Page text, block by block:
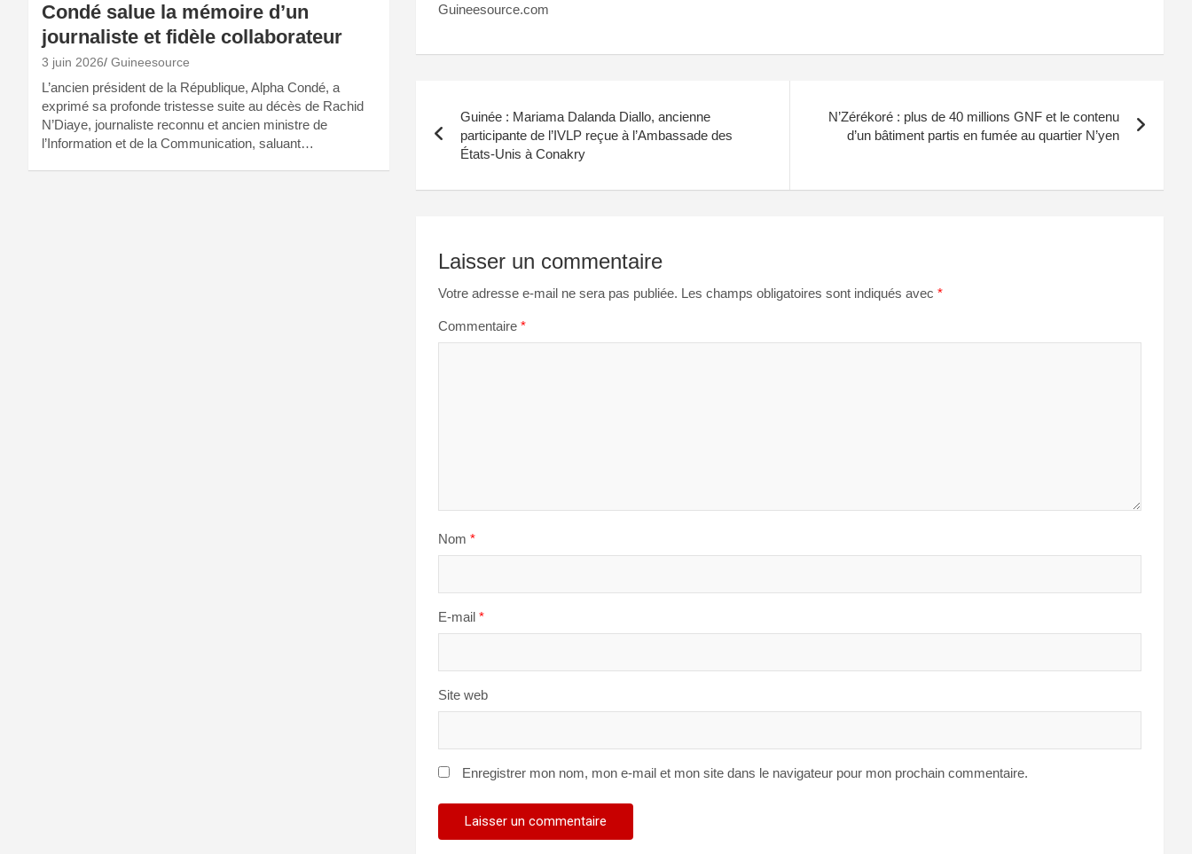
Guineesource.com
de
Guinée : Mariama Dalanda Diallo, ancienne
participante de l’IVLP reçue à l’Ambassade des
États-Unis à Conakry
N’Zérékoré : plus de 40 millions GNF et le contenu
d’un bâtiment partis en fumée au quartier N’yen
Laisser un commentaire
Votre adresse e-mail ne sera pas publiée. Les champs obligatoires sont indiqués avec *
Commentaire *
Nom *
E-mail *
Site web
Enregistrer mon nom, mon e-mail et mon site dans le navigateur pour mon prochain commentaire.
Condé salue la mémoire d’un
journaliste et fidèle collaborateur
3 juin 2026 Guineesource
L’ancien président de la République, Alpha Condé, a
exprimé sa profonde tristesse suite au décès de Rachid
N’Diaye, journaliste reconnu et ancien ministre de
l’Information et de la Communication, saluant…